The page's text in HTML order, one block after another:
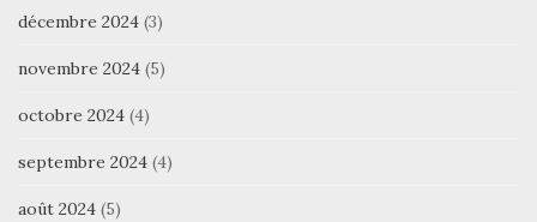
décembre 2024 (3)
novembre 2024 (5)
octobre 2024 (4)
septembre 2024 (4)
août 2024 (5)